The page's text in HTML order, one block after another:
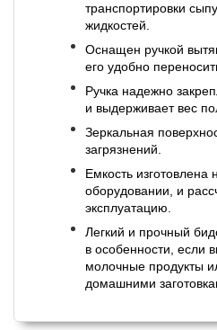
транспортировки
жидкостей.
Оснащен ручкой
его удобно
Ручка надежно
и выдерживает вес
Зеркальная
загрязнений.
Емкость изготовлена
оборудовании, и
эксплуатацию.
Легкий и прочный
в особенности, если
молочные продукты
домашними